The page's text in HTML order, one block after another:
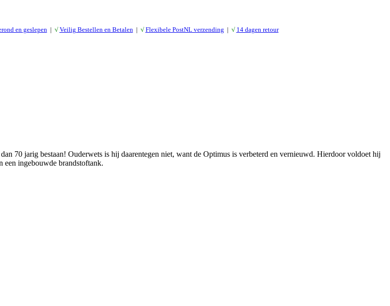
en geslepen| √ Veilig Bestellen en Betalen| √ Flexibele PostNL verzending | √ 14 dagen retour
70 jarig bestaan! Ouderwets is hij daarentegen niet, want de Optimus is verbeterd en vernieuwd. Hierdoor voldoet hij
een ingebouwde brandstoftank.